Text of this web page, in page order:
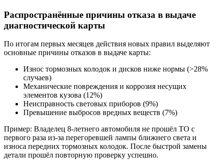
Распространённые причины отказа в выдаче
диагностической карты
По итогам первых месяцев действия новых правил выделяют
основные причины отказов в выдаче карты:
Износ тормозных колодок и дисков ниже нормы (>28%
случаев)
Механические повреждения и коррозия несущих
элементов кузова (12%)
Неисправность световых приборов (9%)
Превышение выбросов вредных веществ (7%)
Пример: Владелец 8-летнего автомобиля не прошёл ТО с
первого раза из-за перегоревшей лампы ближнего света и
износа передних тормозных колодок. После быстрой замены
детали прошёл повторную проверку успешно.